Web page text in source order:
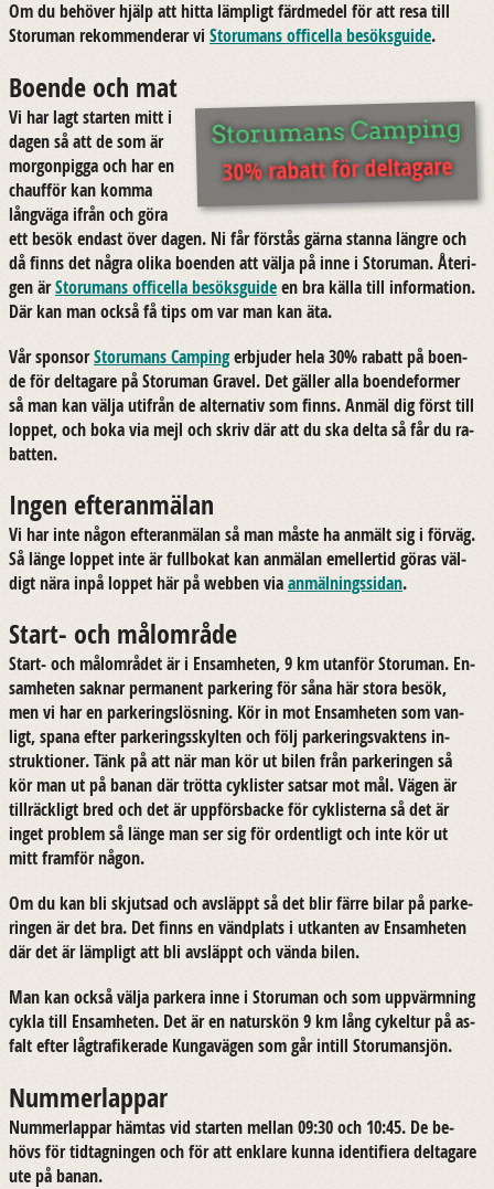
Om du be­hö­ver hjälp att hitta lämp­ligt färd­me­del för att resa till
Stor­uman re­kom­men­de­rar vi Stor­umans of­fi­cel­la be­söks­gui­de.
Boende och mat
30% rabatt för deltagare
Vi har lagt star­ten mitt i
dagen så att de som är
mor­gon­pig­ga och har en
chauf­för kan komma
lång­vä­ga ifrån och göra
ett besök en­dast över dagen. Ni får för­stås gärna stan­na läng­re och
då finns det några olika bo­en­den att välja på inne i Stor­uman. Åter­i­
gen ärStor­umans of­fi­cel­la be­söks­gui­deen bra källa till in­for­ma­tion.
Där kan man också få tips om var man kan äta.
Vår spon­sorStor­umans Cam­pinger­bju­der hela 30% ra­batt på bo­en­
de för del­ta­ga­re på Stor­uman Gra­vel. Det gäl­ler alla bo­en­de­for­mer
så man kan välja ut­i­från de al­ter­na­tiv som finns. Anmäl dig först till
lop­pet, och boka via mejl och skriv där att du ska delta så får du ra­
bat­ten.
Ingen efteranmälan
Vi har inte någon ef­teran­mä­lan så man måste ha an­mält sig i för­väg.
Så länge lop­pet inte är full­bo­kat kan an­mä­lan emel­ler­tid göras väl­
digt nära inpå lop­pet här på web­ben viaan­mäl­nings­si­dan.
Start- och målområde
Start-​ och mål­om­rå­det är i En­sam­he­ten, 9 km ut­an­för Stor­uman. En­
sam­he­ten sak­nar per­ma­nent par­ke­ring för såna här stora besök,
men vi har en par­ke­rings­lös­ning. Kör in mot En­sam­he­ten som van­
ligt, spana efter par­ke­rings­skyl­ten och följ par­ke­rings­vak­tens in­
struk­tio­ner. Tänk på att när man kör ut bilen från par­ke­ring­en så
kör man ut på banan där tröt­ta cy­klis­ter sat­sar mot mål. Vägen är
till­räck­ligt bred och det är upp­förs­bac­ke för cy­klis­ter­na så det är
inget pro­blem så länge man ser sig för or­dent­ligt och inte kör ut
mitt fram­för någon.
Om du kan bli skjut­sad och av­släppt så det blir färre bilar på par­ke­
ring­en är det bra. Det finns en vänd­plats i ut­kan­ten av En­sam­he­ten
där det är lämp­ligt att bli av­släppt och vända bilen.
Man kan också välja par­ke­ra inne i Stor­uman och som upp­värm­ning
cykla till En­sam­he­ten. Det är en na­tur­skön 9 km lång cy­kel­tur på as­
falt efter låg­tra­fi­ke­ra­de Kunga­vä­gen som går in­till Sto­ru­mansjön.
Nummerlappar
Num­mer­lap­par häm­tas vid star­ten mel­lan 09:30 och 10:45. De be­
hövs för tid­tag­ning­en och för att enkla­re kunna iden­ti­fi­e­ra del­ta­ga­re
ute på banan.